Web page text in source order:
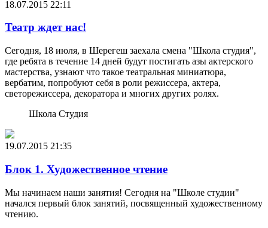
18.07.2015 22:11
Театр ждет нас!
Сегодня, 18 июля, в Шерегеш заехала смена "Школа студия",
где ребята в течение 14 дней будут постигать азы актерского
мастерства, узнают что такое театральная миниатюра,
вербатим, попробуют себя в роли режиссера, актера,
светорежиссера, декоратора и многих других ролях.
Школа Студия
19.07.2015 21:35
Блок 1. Художественное чтение
Мы начинаем наши занятия! Сегодня на "Школе студии"
начался первый блок занятий, посвященный художественному
чтению.